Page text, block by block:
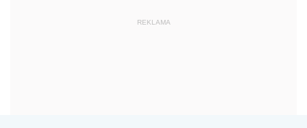
1968REKLAMA